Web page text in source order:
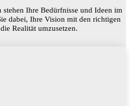
stehen Ihre Bedürfnisse und Ideen im
dabei, Ihre Vision mit den richtigen
Realität umzusetzen.